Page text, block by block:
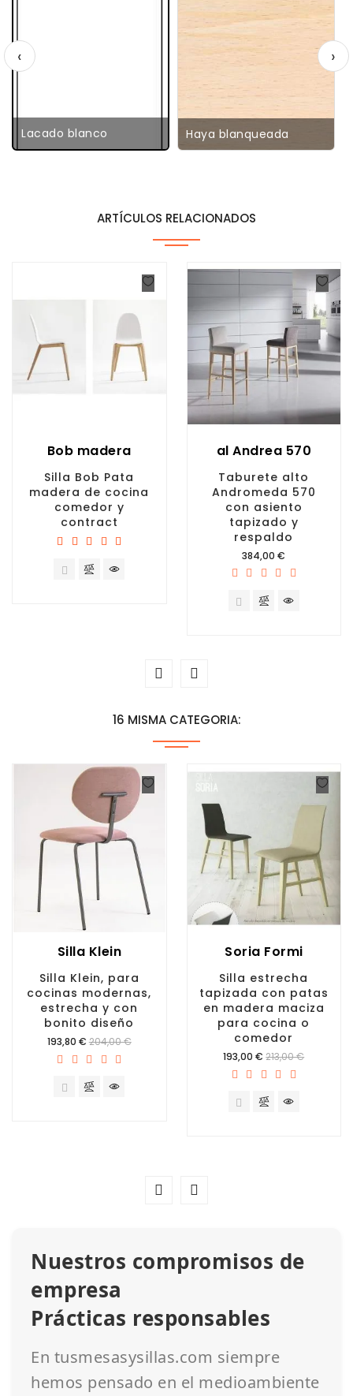
Lacado blanco Haya blanqueada
‹ ›
ARTÍCULOS RELACIONADOS
Bob madera
Silla Bob Pata
madera de cocina
comedor y
contract
al Andrea 570
Taburete alto
Andromeda 570
con asiento
tapizado y
respaldo
Precio
384,00 €
16 MISMA CATEGORIA:
Silla Klein
Silla Klein, para
cocinas modernas,
estrecha y con
bonito diseño
Precio
193,80 € 204,00 €
Soria Formi
Silla estrecha
tapizada con patas
en madera maciza
para cocina o
comedor
Precio
193,00 € 213,00 €
Nuestros compromisos de
empresa
Prácticas responsables
En tusmesasysillas.com siempre
hemos pensado en el medioambiente